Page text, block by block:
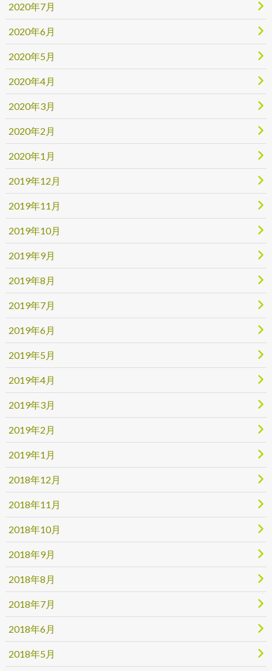
2020年7月
2020年6月
2020年5月
2020年4月
2020年3月
2020年2月
2020年1月
2019年12月
2019年11月
2019年10月
2019年9月
2019年8月
2019年7月
2019年6月
2019年5月
2019年4月
2019年3月
2019年2月
2019年1月
2018年12月
2018年11月
2018年10月
2018年9月
2018年8月
2018年7月
2018年6月
2018年5月